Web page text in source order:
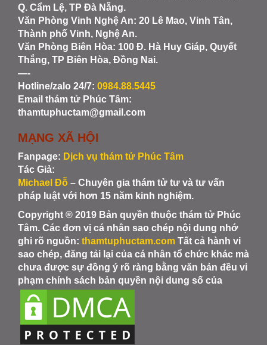
Q. Cẩm Lệ, TP Đà Nẵng.
Văn Phòng Vinh Nghệ An: 20 Lê Mao, Vinh Tân,
Thành phố Vinh, Nghệ An.
Văn Phòng Biên Hòa: 100 Đ. Hà Huy Giáp, Quyết
Thắng, TP Biên Hòa, Đồng Nai.
—-
Hotline/zalo 24/7: 0984.88.5445
Email thám tử Phúc Tâm:
thamtuphuctam@gmail.com
MẠNG XÃ HỘI
Fanpage: Dịch vụ thám tử Phúc Tâm
Tác Giả:
Michael Đỗ – Chuyên gia thám tử tư và tư vấn
pháp luật với hơn 15 năm kinh nghiệm.
Copyright ® 2019 Bản quyền thuộc thám tử Phúc
Tâm. Các đơn vị cá nhân sao chép nội dung nhớ
ghi rõ nguồn: thamtuphuctam.com Tất cả hành vi
sao chép, đăng tải lại của cá nhân tổ chức khác mà
chưa được sự đồng ý rõ ràng bằng văn bản đều vi
phạm chính sách bản quyền nội dung số của